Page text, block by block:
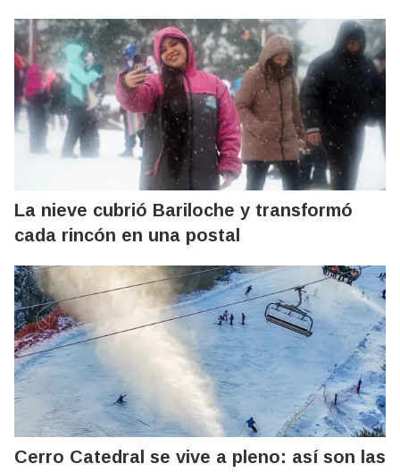
La nieve cubrió Bariloche y transformó
cada rincón en una postal
Cerro Catedral se vive a pleno: así son las